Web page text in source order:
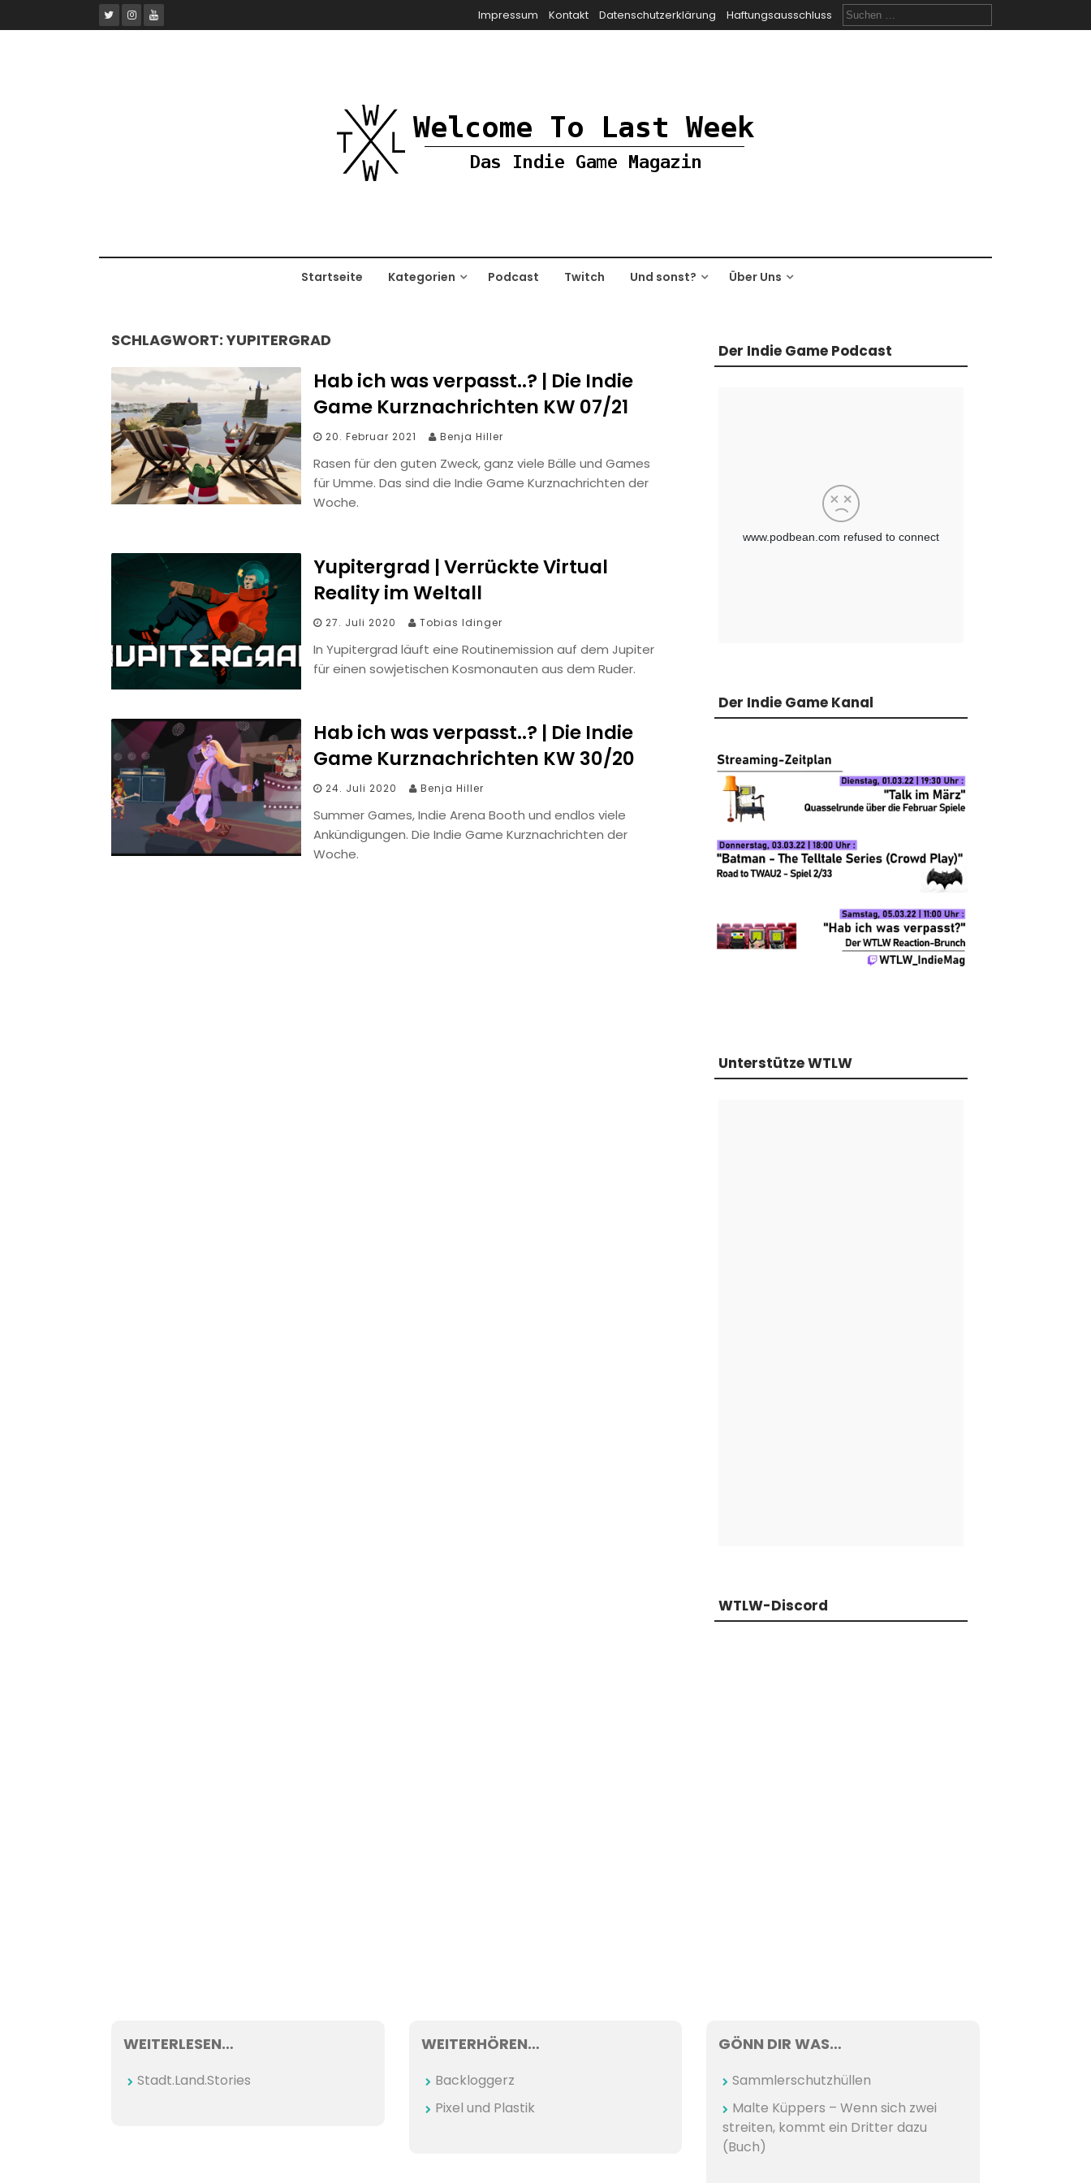
to
Impressum Kontakt Datenschutzerklärung Haftungsausschluss
Suchen
nach:
Startseite Kategorien Podcast Twitch Und sonst? Über Uns
SCHLAGWORT:YUPITERGRAD
Hab ich was verpasst..? | Die Indie
Game Kurznachrichten KW 07/21
20. Februar 2021 Benja Hiller
Rasen für den guten Zweck, ganz viele Bälle und Games
für Umme. Das sind die Indie Game Kurznachrichten der
Woche.
Yupitergrad | Verrückte Virtual
Reality im Weltall
27. Juli 2020 Tobias Idinger
In Yupitergrad läuft eine Routinemission auf dem Jupiter
für einen sowjetischen Kosmonauten aus dem Ruder.
Hab ich was verpasst..? | Die Indie
Game Kurznachrichten KW 30/20
24. Juli 2020 Benja Hiller
Summer Games, Indie Arena Booth und endlos viele
Ankündigungen. Die Indie Game Kurznachrichten der
Woche.
Der Indie Game Podcast
Der Indie Game Kanal
Unterstütze WTLW
WTLW-Discord
WEITERLESEN…
Stadt.Land.Stories
WEITERHÖREN…
Backloggerz
Pixel und Plastik
GÖNN DIR WAS…
Sammlerschutzhüllen
Malte Küppers – Wenn sich zwei
streiten, kommt ein Dritter dazu
(Buch)